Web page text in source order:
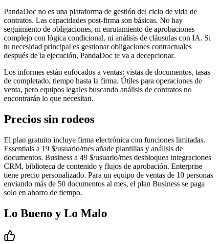
PandaDoc no es una plataforma de gestión del ciclo de vida de
contratos. Las capacidades post-firma son básicas. No hay
seguimiento de obligaciones, ni enrutamiento de aprobaciones
complejo con lógica condicional, ni análisis de cláusulas con IA. Si
tu necesidad principal es gestionar obligaciones contractuales
después de la ejecución, PandaDoc te va a decepcionar.
Los informes están enfocados a ventas: vistas de documentos, tasas
de completado, tiempo hasta la firma. Útiles para operaciones de
venta, pero equipos legales buscando análisis de contratos no
encontrarán lo que necesitan.
Precios sin rodeos
El plan gratuito incluye firma electrónica con funciones limitadas.
Essentials a 19 $/usuario/mes añade plantillas y análisis de
documentos. Business a 49 $/usuario/mes desbloquea integraciones
CRM, biblioteca de contenido y flujos de aprobación. Enterprise
tiene precio personalizado. Para un equipo de ventas de 10 personas
enviando más de 50 documentos al mes, el plan Business se paga
solo en ahorro de tiempo.
Lo Bueno y Lo Malo